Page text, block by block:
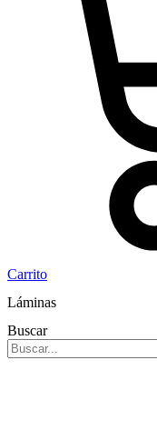
Carrito
Láminas
Buscar